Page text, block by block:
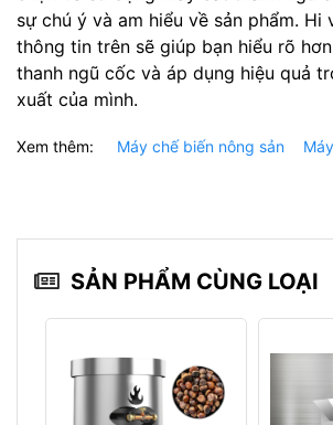
sự chú ý và am hiểu về sản phẩm. Hi
thông tin trên sẽ giúp bạn hiểu rõ
thanh ngũ cốc và áp dụng hiệu quả
xuất của mình.
Xem thêm: Máy chế biến nông sản
SẢN PHẨM CÙNG LOẠI